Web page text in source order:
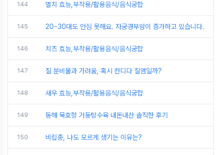
144 멸치 효능,부작용/활용음식/음식궁합
145 20~30대도 안심 못해요. 자궁경부암이 증가하고 있습니다.
146 치즈 효능,부작용/활용음식/음식궁합
147 질 분비물과 가려움, 혹시 칸디다 질염일까?
148 새우 효능,부작용/활용음식/음식궁합
149 동해 묵호항 거동탕수육 내돈내산 솔직한 후기
150 비립종, 나도 모르게 생기는 이유는?